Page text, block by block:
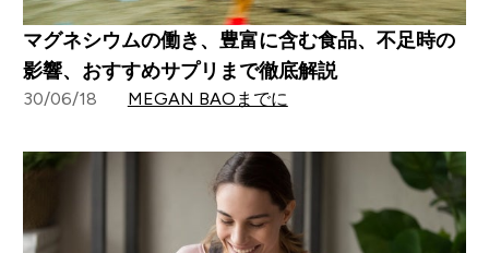
マグネシウムの働き、豊富に含む食品、不足時の
影響、おすすめサプリまで徹底解説
30/06/18 MEGAN BAOまでに